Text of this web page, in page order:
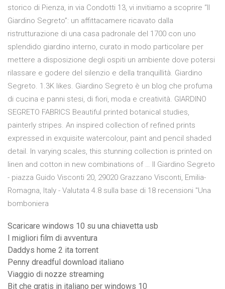
storico di Pienza, in via Condotti 13, vi invitiamo a scoprire “Il
Giardino Segreto”: un affittacamere ricavato dalla
ristrutturazione di una casa padronale del 1700 con uno
splendido giardino interno, curato in modo particolare per
mettere a disposizione degli ospiti un ambiente dove potersi
rilassare e godere del silenzio e della tranquillità. Giardino
Segreto. 1.3K likes. Giardino Segreto è un blog che profuma
di cucina e panni stesi, di fiori, moda e creatività. GIARDINO
SEGRETO FABRICS Beautiful printed botanical studies,
painterly stripes. An inspired collection of refined prints
expressed in exquisite watercolour, paint and pencil shaded
detail. In varying scales, this stunning collection is printed on
linen and cotton in new combinations of … Il Giardino Segreto
- piazza Guido Visconti 20, 29020 Grazzano Visconti, Emilia-
Romagna, Italy - Valutata 4.8 sulla base di 18 recensioni "Una
bomboniera
Scaricare windows 10 su una chiavetta usb
I migliori film di avventura
Daddys home 2 ita torrent
Penny dreadful download italiano
Viaggio di nozze streaming
Bit che gratis in italiano per windows 10